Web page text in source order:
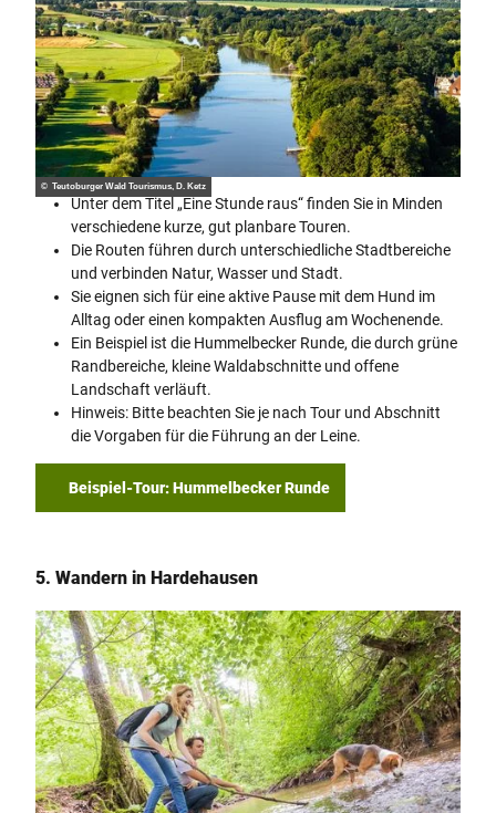
© Teutoburger Wald Tourismus, D. Ketz
Unter dem Titel „Eine Stunde raus“ finden Sie in Minden
verschiedene kurze, gut planbare Touren.
Die Routen führen durch unterschiedliche Stadtbereiche
und verbinden Natur, Wasser und Stadt.
Sie eignen sich für eine aktive Pause mit dem Hund im
Alltag oder einen kompakten Ausflug am Wochenende.
Ein Beispiel ist die Hummelbecker Runde, die durch grüne
Randbereiche, kleine Waldabschnitte und offene
Landschaft verläuft.
Hinweis: Bitte beachten Sie je nach Tour und Abschnitt
die Vorgaben für die Führung an der Leine.
Beispiel-Tour: Hummelbecker Runde
5. Wandern in Hardehausen